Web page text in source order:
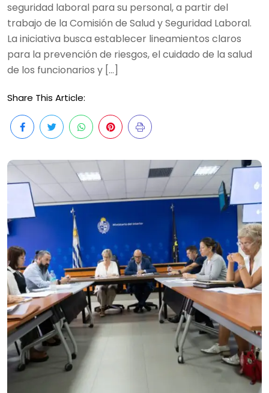
seguridad laboral para su personal, a partir del
trabajo de la Comisión de Salud y Seguridad Laboral.
La iniciativa busca establecer lineamientos claros
para la prevención de riesgos, el cuidado de la salud
de los funcionarios y […]
Share This Article: